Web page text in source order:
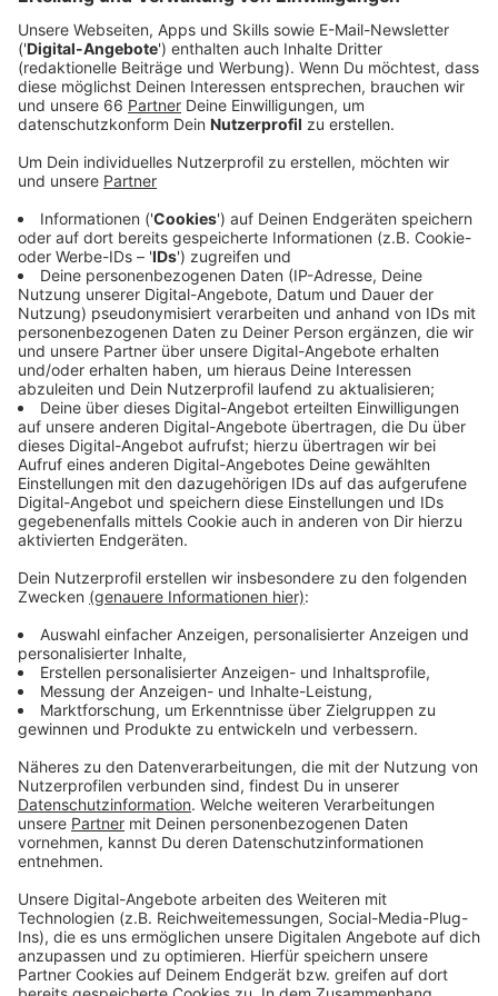
Anzeige
Musik, die Erinnerungen archiviert, die ermöglicht, der
Realität zu entfliehen und dazu motiviert, mutig und
frei zu sein – dieser Musik widmet sich Frederico
(Johann Friedrich Steinke). Der gebürtige Bautzener
stand bereits als Drummer mit bekannten Künstlern
wie Lena Meyer-Landrut oder Esther Graf auf der
Bühne. In seiner Wahlheimat Berlin arbeitete er als
Producer, Co-Producer & Writer. Im Mai 2021
veröffentlichte Frederico seine erste Single mit dem
Titel "Bad Highs" und unterschrieb im September 2021
seinen ersten Plattenvertrag bei dem independent
Label "WeFor Music". Im Januar 2022 folgt nun die
zweite Single namens "Catch Me" - ein Indie Track, der
voller Energie das neue Jahr 2022 einläuten soll.
Anzeige
Wir benötigen Ihre
Zustimmung, um den YouTube
Video-Service zu laden!
Wir verwenden einen Service eines
einzubetten. Dieser Service kann
Daten zu Ihren Aktivitäten
sammeln. Bitte lesen Sie die
Details durch und stimmen Sie der
Video anzusehen.
Mehr Informationen
Frederico mit Lenny Barks und seiner neuen Single